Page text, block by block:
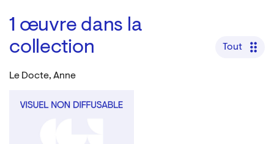
1 œuvre dans la
collection
Tout
Le Docte, Anne